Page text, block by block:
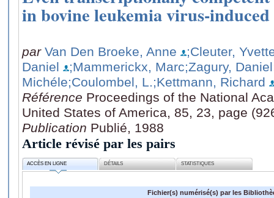
in bovine leukemia virus-
par Van Den Broeke, Anne
;Cleuter,
Daniel
;Mammerickx, Marc;Zagury, Daniel
Michéle;Coulombel, L.;Kettmann, Richard
Référence Proceedings of the National
United States of America, 85, 23, page
Publication Publié, 1988
Article révisé par les pairs
ACCÈS EN LIGNE DÉTAILS STATISTIQUES
Fichier(s) numérisé(s) par les